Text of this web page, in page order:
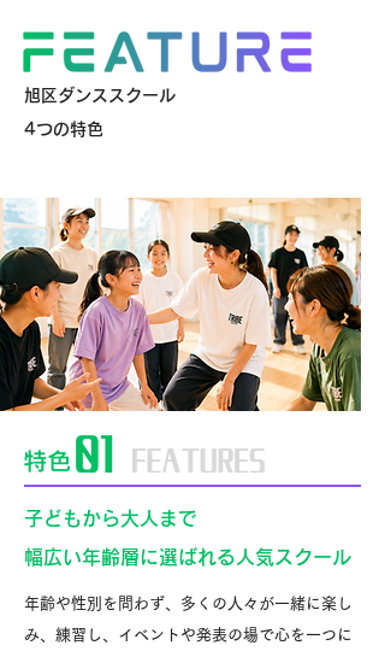
旭区ダンススクール
4つの特色
子どもから大人まで
幅広い年齢層に選ばれる人気スクール
年齢や性別を問わず、多くの人々が一緒に楽し
み、練習し、イベントや発表の場で心を一つに